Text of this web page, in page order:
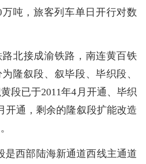
万吨，旅客列车单日开行对数
北接成渝铁路，南连黄百铁
隆叙段、叙毕段、毕织段、
段已于2011年4月开通、毕织
开通，剩余的隆叙段扩能改造
是西部陆海新通道西线主通道